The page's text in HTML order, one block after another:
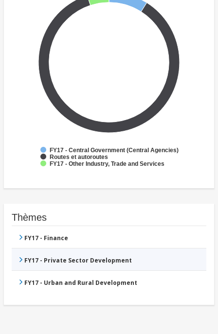
FY17 - Central Government (Central Agencies)
Routes et autoroutes
FY17 - Other Industry, Trade and Services
Thèmes
FY17 - Finance
FY17 - Private Sector Development
FY17 - Urban and Rural Development